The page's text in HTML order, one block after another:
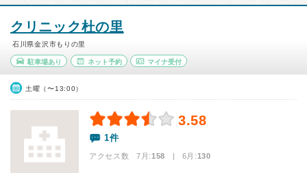
クリニック杜の里
石川県金沢市もりの里
駐車場あり ネット予約 マイナ受付
土曜（〜13:00）
3.58
1件
アクセス数 7月:158 | 6月:130